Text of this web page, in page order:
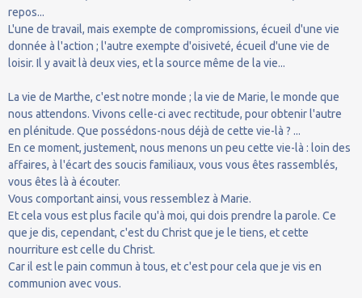
repos...
L'une de travail, mais exempte de compromissions, écueil d'une vie
donnée à l'action ; l'autre exempte d'oisiveté, écueil d'une vie de
loisir. Il y avait là deux vies, et la source même de la vie...
La vie de Marthe, c'est notre monde ; la vie de Marie, le monde que
nous attendons. Vivons celle-ci avec rectitude, pour obtenir l'autre
en plénitude. Que possédons-nous déjà de cette vie-là ? ...
En ce moment, justement, nous menons un peu cette vie-là : loin des
affaires, à l'écart des soucis familiaux, vous vous êtes rassemblés,
vous êtes là à écouter.
Vous comportant ainsi, vous ressemblez à Marie.
Et cela vous est plus facile qu'à moi, qui dois prendre la parole. Ce
que je dis, cependant, c'est du Christ que je le tiens, et cette
nourriture est celle du Christ.
Car il est le pain commun à tous, et c'est pour cela que je vis en
communion avec vous.